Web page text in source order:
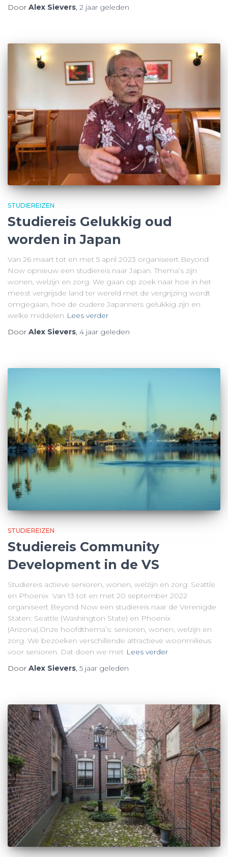
Door Alex Sievers, 2 jaar geleden
STUDIEREIZEN
Studiereis Gelukkig oud
worden in Japan
Van 26 maart tot en met 5 april 2023 organiseert Beyond
Now opnieuw een studiereis naar Japan. Thema’s zijn
wonen, welzijn en zorg. We gaan op zoek naar hoe in het
meest vergrijsde land ter wereld met de vergrijzing wordt
omgegaan, hoe de oudere Japanners gelukkig zijn en
welke middelen Lees verder
Door Alex Sievers, 4 jaar geleden
STUDIEREIZEN
Studiereis Community
Development in de VS
Studiereis actieve senioren, wonen, welzijn en zorg: Seattle
en Phoenix Van 13 tot en met 20 september 2022
organiseert Beyond Now een studiereis naar de Verenigde
Staten: Seattle (Washington State) en Phoenix
(Arizona).Onze hoofdthema’s: senioren, wonen, welzijn en
zorg. We bezoeken verschillende attractieve woonmilieus
voor senioren. Dat doen we met Lees verder
Door Alex Sievers, 5 jaar geleden